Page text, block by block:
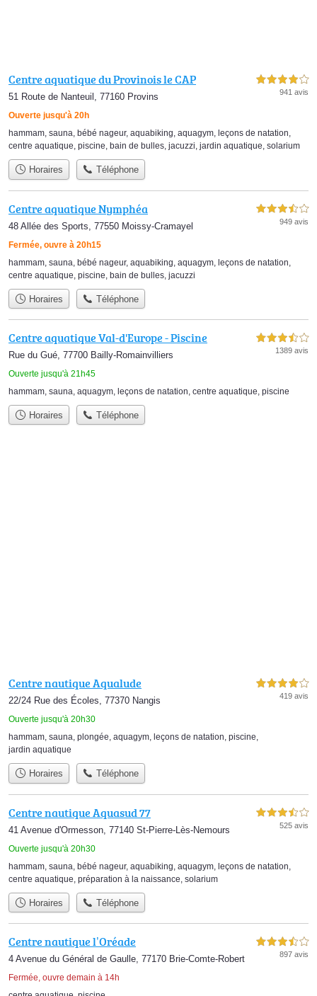
Centre aquatique du Provinois le CAP
51 Route de Nanteuil, 77160 Provins
Ouverte jusqu'à 20h
4,0 étoiles sur 5
941 avis
hammam, sauna, bébé nageur, aquabiking, aquagym, leçons de natation,
centre aquatique, piscine, bain de bulles, jacuzzi, jardin aquatique, solarium
Horaires Téléphone
Centre aquatique Nymphéa
48 Allée des Sports, 77550 Moissy-Cramayel
Fermée, ouvre à 20h15
3,5 étoiles sur 5
949 avis
hammam sauna bébé nageur, aquabiking aquagym leçons de natation
centre aquatique piscine bain de bulles jacuzzi
Horaires Téléphone
Centre aquatique Val-d'Europe - Piscine
Rue du Gué, 77700 Bailly-Romainvilliers
Ouverte jusqu'à 21h45
3,5 étoiles sur 5
1389 avis
hammam, sauna, aquagym, leçons de natation, centre aquatique, piscine
Horaires Téléphone
Centre nautique Aqualude
22/24 Rue des Écoles, 77370 Nangis
Ouverte jusqu'à 20h30
4,0 étoiles sur 5
419 avis
hammam, sauna, plongée, aquagym, leçons de natation, piscine,
jardin aquatique
Horaires Téléphone
Centre nautique Aquasud 77
41 Avenue d'Ormesson, 77140 St-Pierre-Lès-Nemours
Ouverte jusqu'à 20h30
3,5 étoiles sur 5
525 avis
hammam sauna bébé nageur, aquabiking aquagym leçons de natation
centre aquatique préparation à la naissance solarium
Horaires Téléphone
Centre nautique l’Oréade
4 Avenue du Général de Gaulle, 77170 Brie-Comte-Robert
Fermée, ouvre demain à 14h
3,5 étoiles sur 5
897 avis